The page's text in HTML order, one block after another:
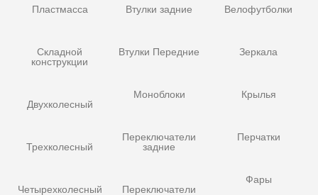
Пластмасса
Складной
конструкции
Двухколесный
Трехколесный
Четырехколесный
Втулки задние
Втулки Передние
Моноблоки
Переключатели
задние
Переключатели
Велофутболки
Зеркала
Крылья
Перчатки
Фары